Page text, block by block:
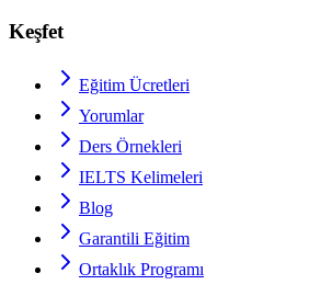
Keşfet
Eğitim Ücretleri
Yorumlar
Ders Örnekleri
IELTS Kelimeleri
Blog
Garantili Eğitim
Ortaklık Programı